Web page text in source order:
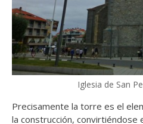
Iglesia de San
Precisamente la torre es el
la construcción, convirtiéndose